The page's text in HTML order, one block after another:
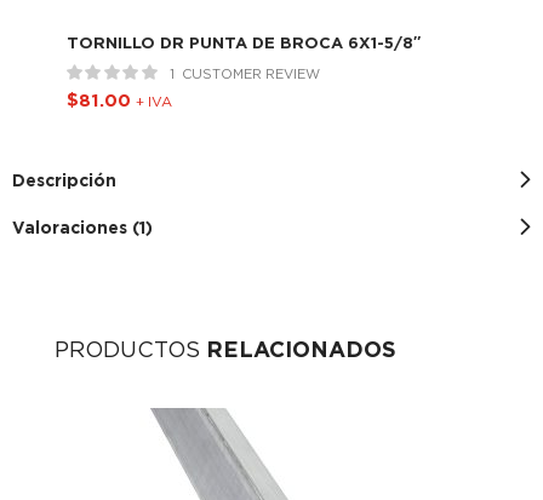
TORNILLO DR PUNTA DE BROCA 6X1-5/8″
1 CUSTOMER REVIEW
$81.00 + IVA
Descripción
Valoraciones (1)
PRODUCTOS RELACIONADOS